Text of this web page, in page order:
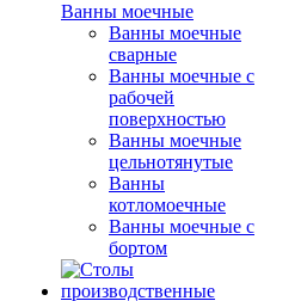
Ванны моечные
Ванны моечные
сварные
Ванны моечные с
рабочей
поверхностью
Ванны моечные
цельнотянутые
Ванны
котломоечные
Ванны моечные с
бортом